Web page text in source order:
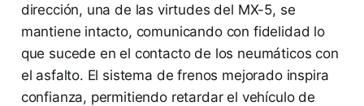
dirección, una de las virtudes del MX-5, se
mantiene intacto, comunicando con fidelidad lo
que sucede en el contacto de los neumáticos con
el asfalto. El sistema de frenos mejorado inspira
confianza, permitiendo retardar el vehículo de